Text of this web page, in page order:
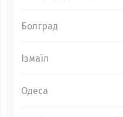
Болград
Ізмаїл
Одеса